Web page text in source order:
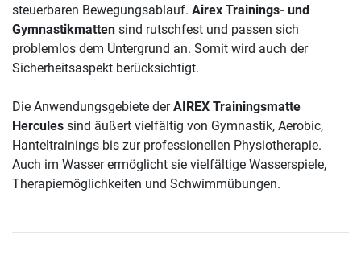
steuerbaren Bewegungsablauf. Airex Trainings- und
Gymnastikmatten sind rutschfest und passen sich
problemlos dem Untergrund an. Somit wird auch der
Sicherheitsaspekt berücksichtigt.
Die Anwendungsgebiete derAIREX Trainingsmatte
Hercules sind äußert vielfältig von Gymnastik, Aerobic,
Hanteltrainings bis zur professionellen Physiotherapie.
Auch im Wasser ermöglicht sie vielfältige Wasserspiele,
Therapiemöglichkeiten und Schwimmübungen.